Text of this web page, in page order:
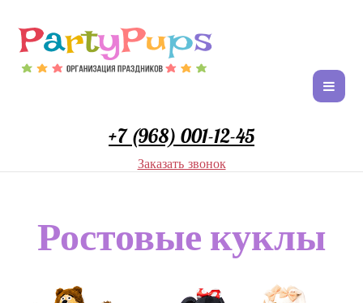
+7 (968) 001-12-45
Заказать звонок
Ростовые куклы